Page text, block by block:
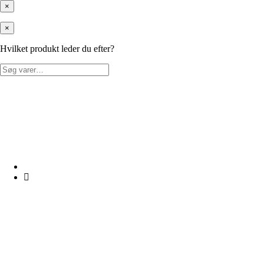
×
×
Hvilket produkt leder du efter?
Søg
efter: